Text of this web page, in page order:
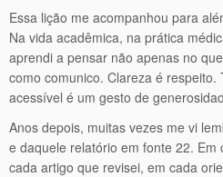
Essa lição me acompanhou para
Na vida acadêmica, na prática
aprendi a pensar não apenas no
como comunico. Clareza é respeito.
acessível é um gesto de
Anos depois, muitas vezes me vi
e daquele relatório em fonte 22.
cada artigo que revisei, em cada